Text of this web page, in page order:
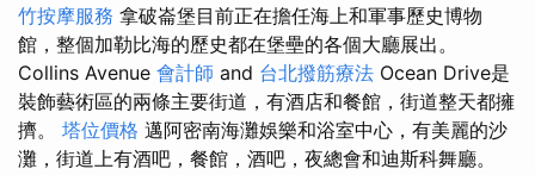
竹按摩服務 拿破崙堡目前正在擔任海上和軍事歷史博物
館，整個加勒比海的歷史都在堡壘的各個大廳展出。
Collins Avenue 會計師 and 台北撥筋療法 Ocean Drive是
裝飾藝術區的兩條主要街道，有酒店和餐館，街道整天都擁
擠。 塔位價格 邁阿密南海灘娛樂和浴室中心，有美麗的沙
灘，街道上有酒吧，餐館，酒吧，夜總會和迪斯科舞廳。